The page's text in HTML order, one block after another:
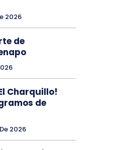
2026
de
Charquillo!
de
2026